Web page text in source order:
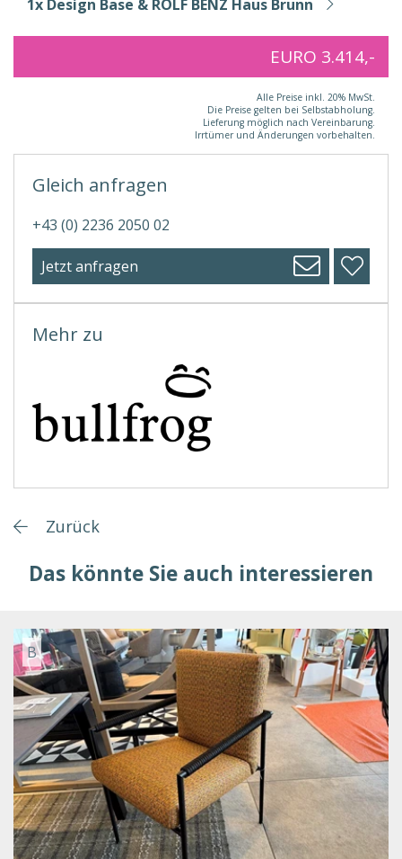
1x Design Base & ROLF BENZ Haus Brunn
EURO 3.414,-
Alle Preise inkl. 20% MwSt.
Die Preise gelten bei Selbstabholung.
Lieferung möglich nach Vereinbarung.
Irrtümer und Änderungen vorbehalten.
Mehr zu
Gleich anfragen
+43 (0) 2236 2050 02
Jetzt anfragen
Zurück
Das könnte Sie auch interessieren
B